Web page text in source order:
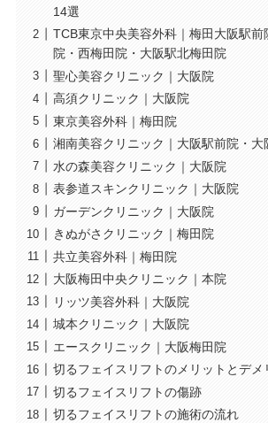
14選
TCB東京中央美容外科｜梅田大阪駅前
院・西梅田院・大阪駅北梅田院
聖心美容クリニック｜大阪院
高須クリニック｜大阪院
東京美容外科｜梅田院
湘南美容クリニック｜大阪駅前院・大
水の森美容クリニック｜大阪院
表参道スキンクリニック｜大阪院
ガーデンクリニック｜大阪院
きぬがさクリニック｜梅田院
共立美容外科｜梅田院
大阪梅田中央クリニック｜本院
リッツ美容外科｜大阪院
城本クリニック｜大阪院
エースクリニック｜大阪梅田院
切るフェイスリフトのメリットとデメ
切るフェイスリフトの傷跡
切るフェイスリフトの施術の流れ